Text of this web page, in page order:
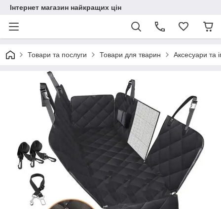
Інтернет магазин найкращих цін
Товари та послуги Товари для тварин Аксесуари та